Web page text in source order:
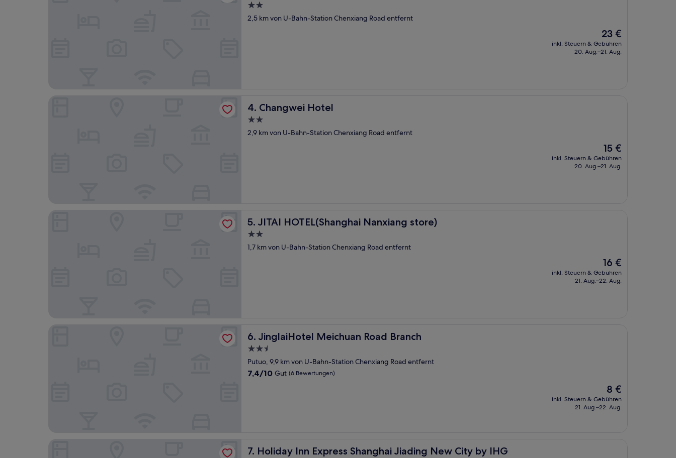
2.0-
Sterne-
2,5 km von U-Bahn-Station Chenxiang Road entfernt
Der
Preis
beträgt
23 €
inkl. Steuern & Gebühren
20. Aug.–21. Aug.
4. Changwei Hotel
Changwei Hotel
2.0-
Sterne-
2,9 km von U-Bahn-Station Chenxiang Road entfernt
Der
Preis
beträgt
15 €
inkl. Steuern & Gebühren
20. Aug.–21. Aug.
5. JITAI HOTEL(Shanghai Nanxiang store)
JITAI HOTEL(Shanghai Nanxiang store)
2.0-
Sterne-
1,7 km von U-Bahn-Station Chenxiang Road entfernt
Der
Preis
beträgt
16 €
inkl. Steuern & Gebühren
21. Aug.–22. Aug.
6. JinglaiHotel Meichuan Road Branch
JinglaiHotel Meichuan Road Branch
2.5-
Sterne-
Unterkunft
Putuo, 9,9 km von U-Bahn-Station Chenxiang Road entfernt
7.4
7,4/10 Gut (6 Bewertungen)
Der
Preis
beträgt
8 €
inkl. Steuern & Gebühren
21. Aug.–22. Aug.
7. Holiday Inn Express Shanghai Jiading New City by IHG
Holiday Inn Express Shanghai Jiading New City by IHG
Holiday Inn Express Shanghai Jiading New City by IHG